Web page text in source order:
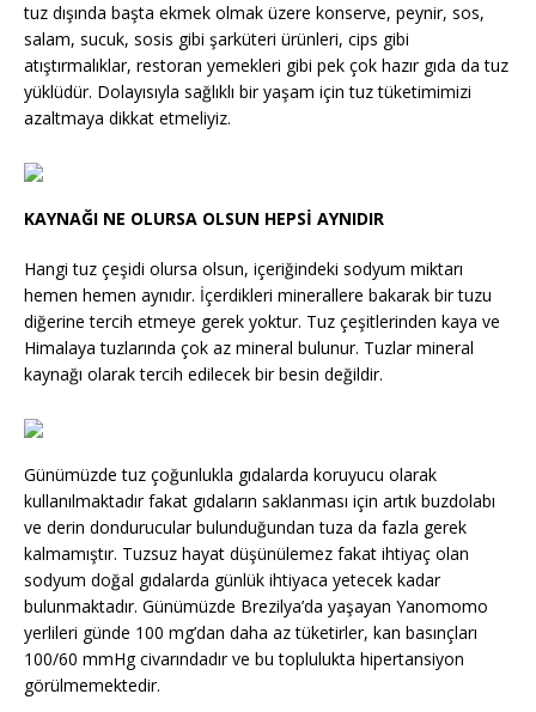
tuz dışında başta ekmek olmak üzere konserve, peynir, sos,
salam, sucuk, sosis gibi şarküteri ürünleri, cips gibi
atıştırmalıklar, restoran yemekleri gibi pek çok hazır gıda da tuz
yüklüdür. Dolayısıyla sağlıklı bir yaşam için tuz tüketimimizi
azaltmaya dikkat etmeliyiz.
KAYNAĞI NE OLURSA OLSUN HEPSİ AYNIDIR
Hangi tuz çeşidi olursa olsun, içeriğindeki sodyum miktarı
hemen hemen aynıdır. İçerdikleri minerallere bakarak bir tuzu
diğerine tercih etmeye gerek yoktur. Tuz çeşitlerinden kaya ve
Himalaya tuzlarında çok az mineral bulunur. Tuzlar mineral
kaynağı olarak tercih edilecek bir besin değildir.
Günümüzde tuz çoğunlukla gıdalarda koruyucu olarak
kullanılmaktadır fakat gıdaların saklanması için artık buzdolabı
ve derin dondurucular bulunduğundan tuza da fazla gerek
kalmamıştır. Tuzsuz hayat düşünülemez fakat ihtiyaç olan
sodyum doğal gıdalarda günlük ihtiyaca yetecek kadar
bulunmaktadır. Günümüzde Brezilya’da yaşayan Yanomomo
yerlileri günde 100 mg’dan daha az tüketirler, kan basınçları
100/60 mmHg civarındadır ve bu toplulukta hipertansiyon
görülmemektedir.